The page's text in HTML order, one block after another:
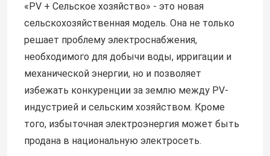
«PV + Сельское хозяйство» - это новая
сельскохозяйственная модель. Она не только
решает проблему электроснабжения,
необходимого для добычи воды, ирригации и
механической энергии, но и позволяет
избежать конкуренции за землю между PV-
индустрией и сельским хозяйством. Кроме
того, избыточная электроэнергия может быть
продана в национальную электросеть.